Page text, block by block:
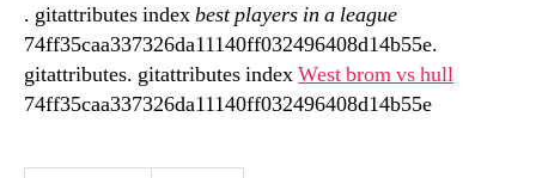
. gitattributes indexbest players in a league
74ff35caa337326da11140ff032496408d14b55e.
gitattributes. gitattributes indexWest brom vs hull
74ff35caa337326da11140ff032496408d14b55e